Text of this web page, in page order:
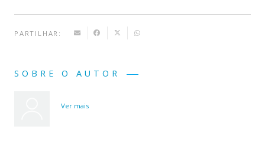
PARTILHAR:
SOBRE O AUTOR
Ver mais